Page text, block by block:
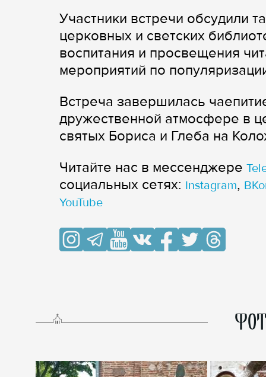
Участники встречи обсудили
церковных и светских
воспитания и просвещения
мероприятий по
Встреча завершилась
дружественной атмосфере в
святых Бориса и Глеба на
Читайте нас в мессенджере
cоциальных сетях: Instagram,
YouTube